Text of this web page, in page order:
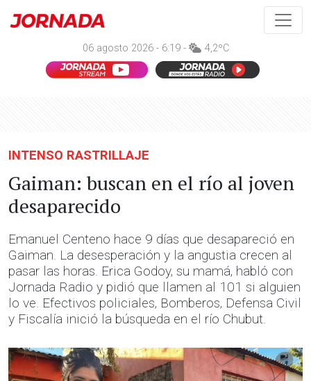
06 agosto 2026 - 6:19 - 4,2ºC
INTENSO RASTRILLAJE
Gaiman: buscan en el río al joven
desaparecido
Emanuel Centeno hace 9 días que desapareció en
Gaiman. La desesperación y la angustia crecen al
pasar las horas. Erica Godoy, su mamá, habló con
Jornada Radio y pidió que llamen al 101 si alguien
lo ve. Efectivos policiales, Bomberos, Defensa Civil
y Fiscalía inició la búsqueda en el río Chubut.